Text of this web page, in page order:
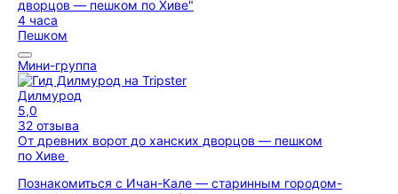
4 часа
Пешком
Мини-группа
Дилмурод
5,0
32 отзыва
От древних ворот до ханских дворцов — пешком
по Хиве
Познакомиться с Ичан-Кале — старинным городом-